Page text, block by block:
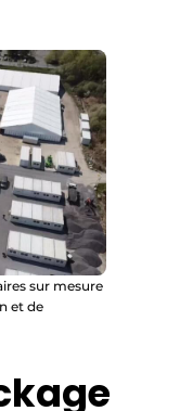
sur mesure
et de